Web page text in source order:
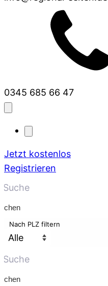
0345 685 66 47
Jetzt kostenlos
Registrieren
Nach PLZ filtern